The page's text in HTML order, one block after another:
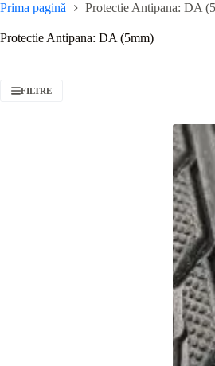
Prima pagină Protectie Antipana: DA
Protectie Antipana: DA (5mm)
FILTRE